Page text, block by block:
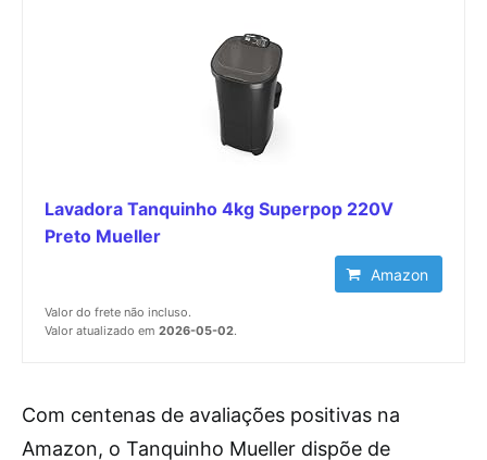
Lavadora Tanquinho 4kg Superpop 220V
Preto Mueller
Amazon
Valor do frete não incluso.
Valor atualizado em 2026-05-02.
Com centenas de avaliações positivas na
Amazon, o Tanquinho Mueller dispõe de